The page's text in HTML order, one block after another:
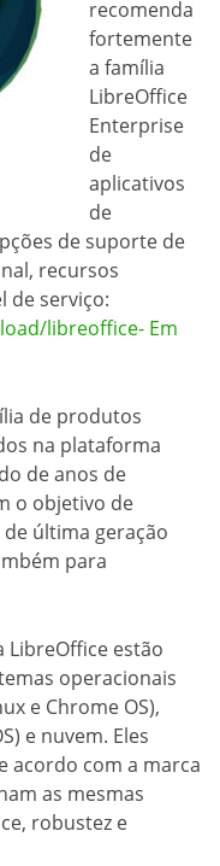
recomenda
fortemente
a família
LibreOffice
Enterprise
de
aplicativos
de
de suporte de
recursos
de serviço:
libreoffice- Em
de produtos
na plataforma
de anos de
o objetivo de
última geração
para
LibreOffice estão
operacionais
e Chrome OS),
e nuvem. Eles
acordo com a marca
as mesmas
robustez e